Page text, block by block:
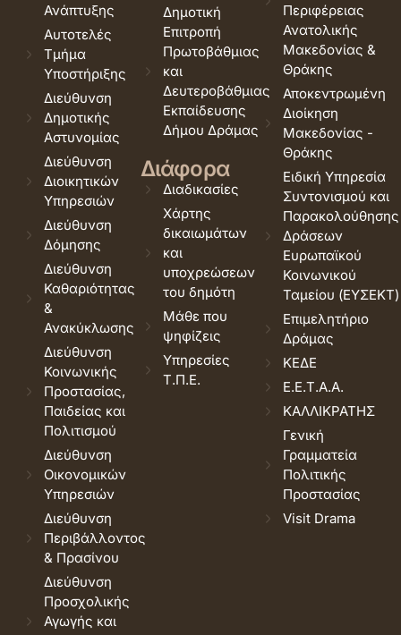
Ανάπτυξης
Αυτοτελές
Τμήμα
Υποστήριξης
Διεύθυνση
Δημοτικής
Αστυνομίας
Διεύθυνση
Διοικητικών
Υπηρεσιών
Διεύθυνση
Δόμησης
Διεύθυνση
Καθαριότητας
&
Ανακύκλωσης
Διεύθυνση
Κοινωνικής
Προστασίας,
Παιδείας και
Πολιτισμού
Διεύθυνση
Οικονομικών
Υπηρεσιών
Διεύθυνση
Περιβάλλοντος
& Πρασίνου
Διεύθυνση
Προσχολικής
Αγωγής και
Δημοτική
Επιτροπή
Πρωτοβάθμιας
και
Δευτεροβάθμιας
Εκπαίδευσης
Δήμου Δράμας
Διάφορα
Διαδικασίες
Χάρτης
δικαιωμάτων
και
υποχρεώσεων
του δημότη
Μάθε που
ψηφίζεις
Υπηρεσίες
Τ.Π.Ε.
Περιφέρειας
Ανατολικής
Μακεδονίας &
Θράκης
Αποκεντρωμένη
Διοίκηση
Μακεδονίας -
Θράκης
Ειδική Υπηρεσία
Συντονισμού και
Παρακολούθησης
Δράσεων
Ευρωπαϊκού
Κοινωνικού
Ταμείου (ΕΥΣΕΚΤ)
Επιμελητήριο
Δράμας
ΚΕΔΕ
Ε.Ε.Τ.Α.Α.
ΚΑΛΛΙΚΡΑΤΗΣ
Γενική
Γραμματεία
Πολιτικής
Προστασίας
Visit Drama